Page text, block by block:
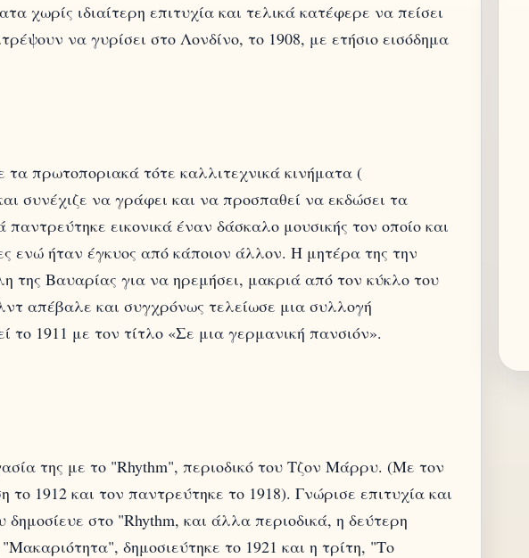
χωρίς ιδιαίτερη επιτυχία και τελικά κατέφερε να πείσει
να γυρίσει στο Λονδίνο, το 1908, με ετήσιο εισόδημα
τα πρωτοποριακά τότε καλλιτεχνικά κινήματα (
συνέχιζε να γράφει και να προσπαθεί να εκδώσει τα
εικονικά έναν δάσκαλο μουσικής τον οποίο και
ενώ ήταν έγκυος από κάποιον άλλον. Η μητέρα της την
της Βαυαρίας για να ηρεμήσει, μακριά από τον κύκλο του
απέβαλε και συγχρόνως τελείωσε μια συλλογή
της με το "Rhythm", περιοδικό του Τζον Μάρρυ. (Με τον
1912 και τον παντρεύτηκε το 1918). Γνώρισε επιτυχία και
στο "Rhythm, και άλλα περιοδικά, η δεύτερη
δημοσιεύτηκε το 1921 και η τρίτη, "Το